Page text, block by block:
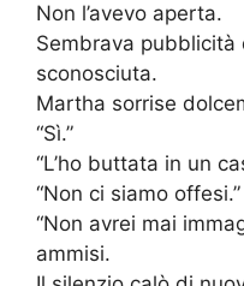
Non l’avevo aperta.
Sembrava pubblicità
sconosciuta.
Martha sorrise
“Sì.”
“L’ho buttata in un
“Non ci siamo offesi.”
“Non avrei mai
ammisi.